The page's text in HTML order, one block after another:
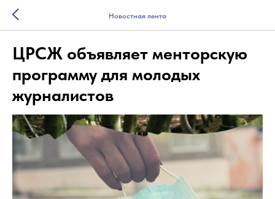
Новостная лента
ЦРСЖ объявляет менторскую
программу для молодых
журналистов